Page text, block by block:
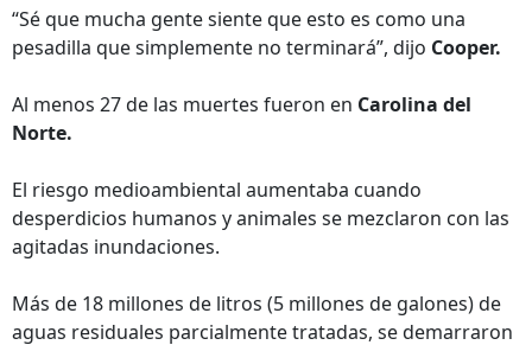
“Sé que mucha gente siente que esto es como una
pesadilla que simplemente no terminará”, dijo Cooper.
Al menos 27 de las muertes fueron en Carolina del
Norte.
El riesgo medioambiental aumentaba cuando
desperdicios humanos y animales se mezclaron con las
agitadas inundaciones.
Más de 18 millones de litros (5 millones de galones) de
aguas residuales parcialmente tratadas, se demarraron